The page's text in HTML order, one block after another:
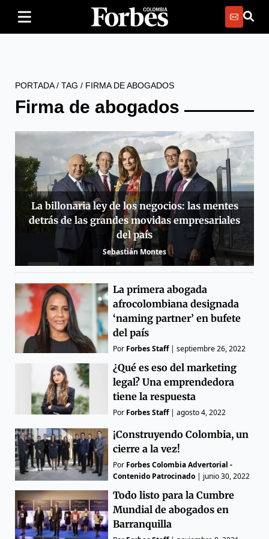
PORTADA/ TAG / FIRMA DE ABOGADOS
Firma de abogados
La billonaria ley de los negocios: las mentes
detrás de las grandes movidas empresariales
del país
Sebastián Montes
La primera abogada
afrocolombiana designada
‘naming partner’ en bufete
del país
Por Forbes Staff|septiembre 26, 2022
¿Qué es eso del marketing
legal? Una emprendedora
tiene la respuesta
Por Forbes Staff|agosto 4, 2022
¡Construyendo Colombia, un
cierre a la vez!
Por Forbes Colombia Advertorial -
Contenido Patrocinado | junio 30, 2022
Todo listo para la Cumbre
Mundial de abogados en
Barranquilla